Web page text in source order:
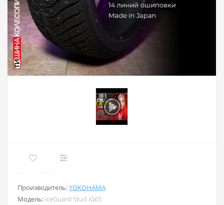
Производитель:YOKOHAMA
Модель: iceGuard Stud iG65